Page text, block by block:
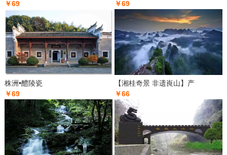
￥69
￥69
株洲•醴陵瓷
￥69
【湘桂奇景 非遗崀山】产
￥66